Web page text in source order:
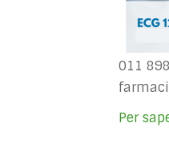
011
Per